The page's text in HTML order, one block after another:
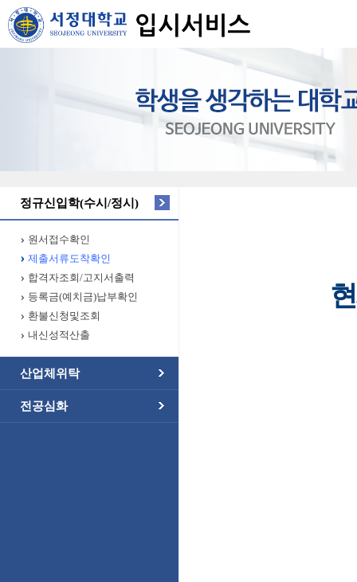
정규신입학(수시/정시)
원서접수확인
제출서류도착확인
합격자조회/고지서출력
등록금(예치금)납부확인
환불신청및조회
내신성적산출
산업체위탁
전공심화